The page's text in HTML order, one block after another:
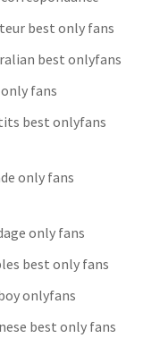
best only fans
best onlyfans
fans
best onlyfans
only fans
only fans
best only fans
onlyfans
best only fans